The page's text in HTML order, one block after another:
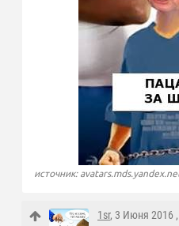
источник:
1sr, 3 Июня 2016 ,